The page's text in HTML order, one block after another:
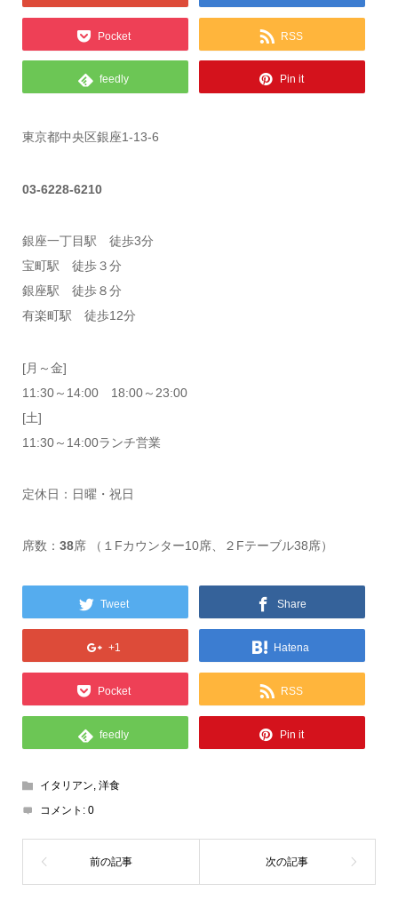
Pocket RSS
feedly Pin it
東京都中央区銀座1-13-6
03-6228-6210
銀座一丁目駅 徒歩3分
宝町駅 徒歩３分
銀座駅 徒歩８分
有楽町駅 徒歩12分
[月～金]
11:30～14:00 18:00～23:00
[土]
11:30～14:00ランチ営業
定休日：日曜・祝日
席数： 38席 （１Fカウンター10席、２Fテーブル38席）
Tweet Share
+1 Hatena
Pocket RSS
feedly Pin it
イタリアン 洋食
コメント: 0